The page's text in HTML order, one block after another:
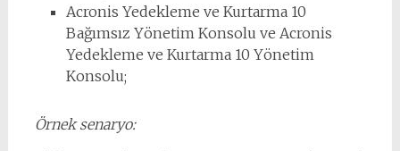
Acronis Yedekleme ve Kurtarma 10
Bağımsız Yönetim Konsolu ve Acronis
Yedekleme ve Kurtarma 10 Yönetim
Konsolu;
Örnek senaryo: